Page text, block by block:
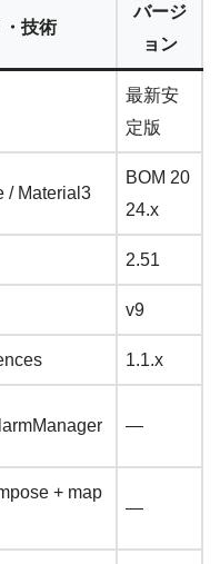
技術
バージ
ョン
最新安
定版
/ Material3
BOM 20
24.x
2.51
v9
1.1.x
—
+ map
—